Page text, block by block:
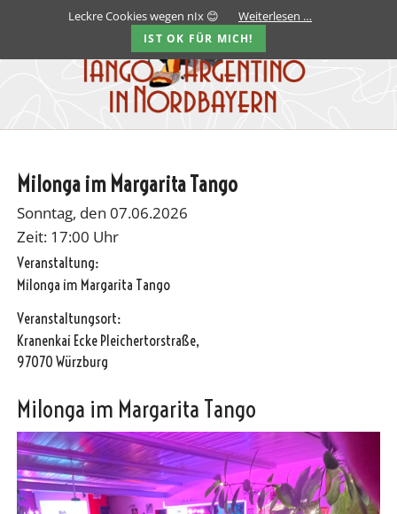
Milonga im Margarita Tango
Sonntag, den 07.06.2026
Zeit: 17:00 Uhr
Veranstaltung:
Milonga im Margarita Tango
Veranstaltungsort:
Kranenkai Ecke Pleichertorstraße,
97070 Würzburg
Milonga im Margarita Tango
Leckre Cookies wegen nIx 😊 Weiterlesen …
IST OK FÜR MICH!